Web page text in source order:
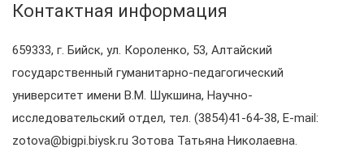
Контактная информация
659333, г. Бийск, ул. Короленко, 53, Алтайский
государственный гуманитарно-педагогический
университет имени В.М. Шукшина, Научно-
исследовательский отдел, тел. (3854)41-64-38, Е-mail:
zotova@bigpi.biysk.ru Зотова Татьяна Николаевна.